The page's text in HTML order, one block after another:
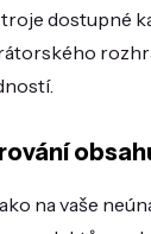
dostupné
na vaše